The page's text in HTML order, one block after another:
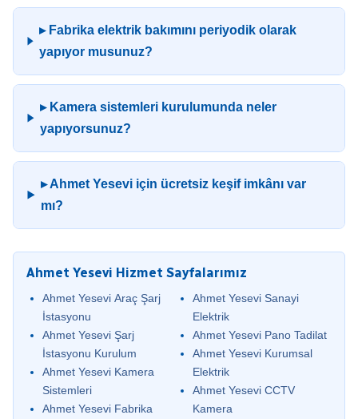
▸ Fabrika elektrik bakımını periyodik olarak
yapıyor musunuz?
▸ Kamera sistemleri kurulumunda neler
yapıyorsunuz?
▸ Ahmet Yesevi için ücretsiz keşif imkânı var
mı?
Ahmet Yesevi Hizmet Sayfalarımız
Ahmet Yesevi Araç Şarj
İstasyonu
Ahmet Yesevi Şarj
İstasyonu Kurulum
Ahmet Yesevi Kamera
Sistemleri
Ahmet Yesevi Fabrika
Ahmet Yesevi Sanayi
Elektrik
Ahmet Yesevi Pano Tadilat
Ahmet Yesevi Kurumsal
Elektrik
Ahmet Yesevi CCTV
Kamera